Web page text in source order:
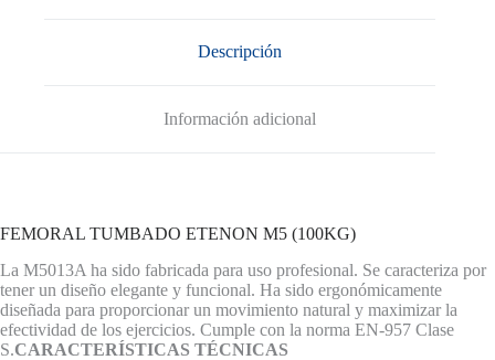
Descripción
Información adicional
FEMORAL TUMBADO ETENON M5 (100KG)
La M5013A ha sido fabricada para uso profesional. Se caracteriza por
tener un diseño elegante y funcional. Ha sido ergonómicamente
diseñada para proporcionar un movimiento natural y maximizar la
efectividad de los ejercicios. Cumple con la norma EN-957 Clase
S.CARACTERÍSTICAS TÉCNICAS